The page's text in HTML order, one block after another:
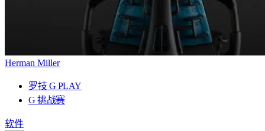
Herman Miller
罗技 G PLAY
G 挑战赛
软件